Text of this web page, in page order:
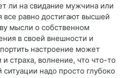
ли на свидание мужчина или
равно достигают высшей
мысли о собственном
в своей внешности и
настроение может
страха, волнение, что что-то
надо просто глубоко